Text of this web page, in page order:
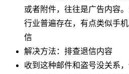
或者附件，往往是广告内容
行业普遍存在，有点类似手
信
解决方法：排查退信内容
收到这种邮件和盗号没关系